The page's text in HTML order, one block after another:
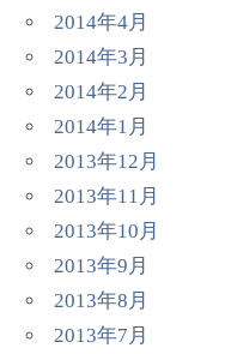
2014年4月
2014年3月
2014年2月
2014年1月
2013年12月
2013年11月
2013年10月
2013年9月
2013年8月
2013年7月